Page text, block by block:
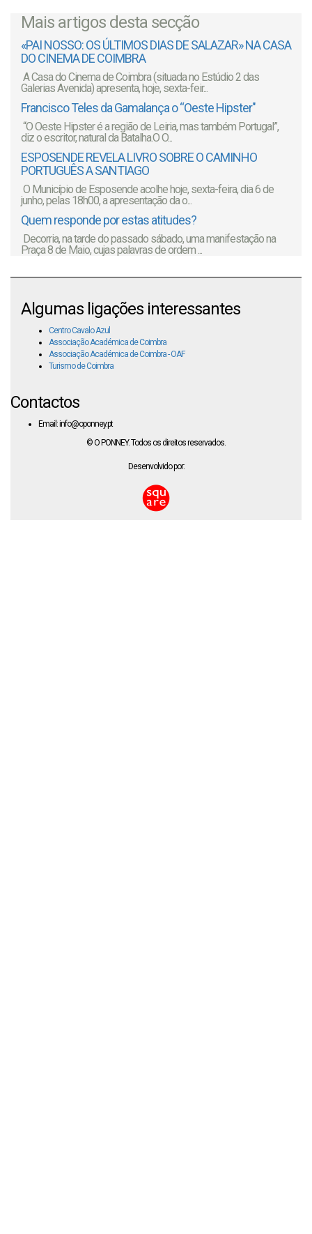
Mais artigos desta secção
«PAI NOSSO: OS ÚLTIMOS DIAS DE SALAZAR» NA CASA
DO CINEMA DE COIMBRA
A Casa do Cinema de Coimbra (situada no Estúdio 2 das
Galerias Avenida) apresenta, hoje, sexta-feir...
Francisco Teles da Gamalança o “Oeste Hipster"
“O Oeste Hipster é a região de Leiria, mas também Portugal”,
diz o escritor, natural da Batalha.O O...
ESPOSENDE REVELA LIVRO SOBRE O CAMINHO
PORTUGUÊS A SANTIAGO
O Município de Esposende acolhe hoje, sexta-feira, dia 6 de
junho, pelas 18h00, a apresentação da o...
Quem responde por estas atitudes?
Decorria, na tarde do passado sábado, uma manifestação na
Praça 8 de Maio, cujas palavras de ordem ...
Algumas ligações interessantes
Centro Cavalo Azul
Associação Académica de Coimbra
Associação Académica de Coimbra - OAF
Turismo de Coimbra
Contactos
Email: info@oponney.pt
© O PONNEY. Todos os direitos reservados.
Desenvolvido por: